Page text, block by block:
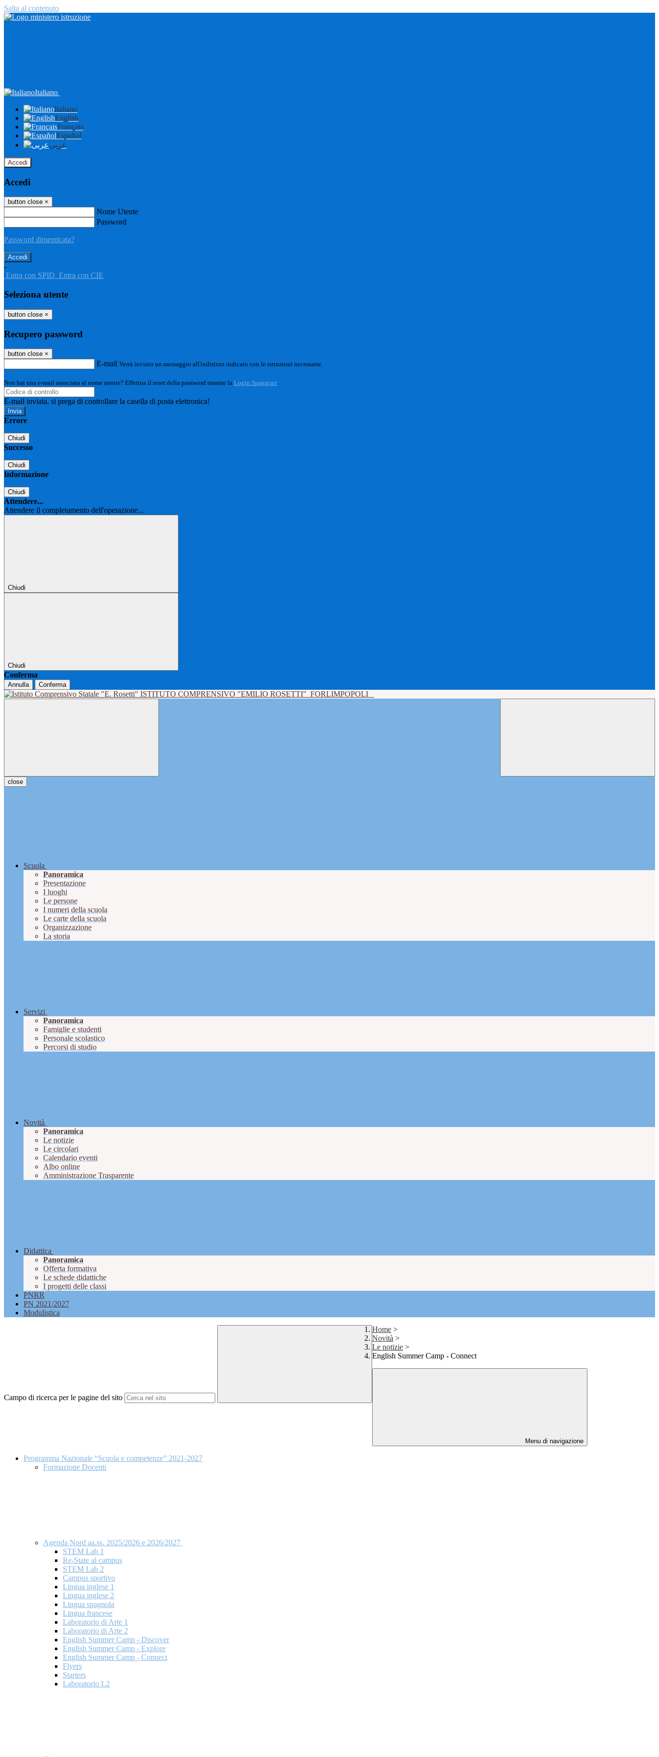
Salta al contenuto
Italiano
Italiano
English
Français
Español
عربى
Accedi
Accedi
button close ×
Nome Utente
Password
Password dimenticata?
-
Entra con SPID Entra con CIE
Seleziona utente
button close ×
Recupero password
button close ×
E-mail Verrà inviato un messaggio all'indirizzo indicato con le istruzioni necessarie.
Non hai una e-mail associata al nome utente? Effettua il reset della password tramite la Login Spaggiari
E-mail inviata, si prega di controllare la casella di posta elettronica!
Errore
Chiudi
Successo
Chiudi
Informazione
Chiudi
Attendere...
Attendere il completamento dell'operazione...
Chiudi
Chiudi
Conferma
Annulla Conferma
ISTITUTO COMPRENSIVO "EMILIO ROSETTI" FORLIMPOPOLI
close
Scuola
Panoramica
Presentazione
I luoghi
Le persone
I numeri della scuola
Le carte della scuola
Organizzazione
La storia
Servizi
Panoramica
Famiglie e studenti
Personale scolastico
Percorsi di studio
Novità
Panoramica
Le notizie
Le circolari
Calendario eventi
Albo online
Amministrazione Trasparente
Didattica
Panoramica
Offerta formativa
Le schede didattiche
I progetti delle classi
PNRR
PN 2021/2027
Modulistica
Campo di ricerca per le pagine del sito
Home >
Novità >
Le notizie >
English Summer Camp - Connect
Menu di navigazione
Programma Nazionale “Scuola e competenze” 2021-2027
Formazione Docenti
Agenda Nord aa.ss. 2025/2026 e 2026/2027
STEM Lab 1
Re-State al campus
STEM Lab 2
Campus sportivo
Lingua inglese 1
Lingua inglese 2
Lingua spagnola
Lingua francese
Laboratorio di Arte 1
Laboratorio di Arte 2
English Summer Camp - Discover
English Summer Camp - Explore
English Summer Camp - Connect
Flyers
Starters
Laboratorio L2